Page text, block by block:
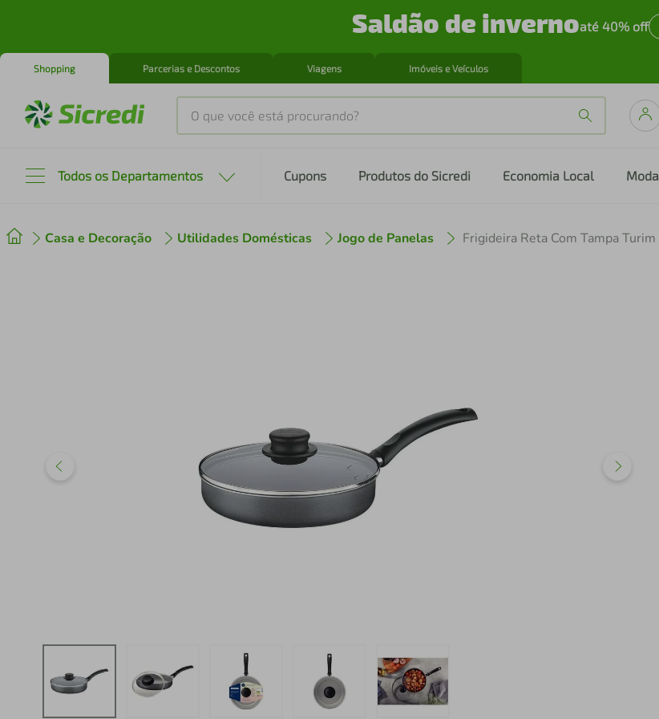
Saldão de invernoaté 40% off
Shopping Parcerias e Descontos Viagens Imóveis e Veículos
O que você está procurando?
Todos os Departamentos Cupons Produtos do Sicredi Economia Local Moda
Casa e Decoração Utilidades Domésticas Jogo de Panelas
º cafeteira